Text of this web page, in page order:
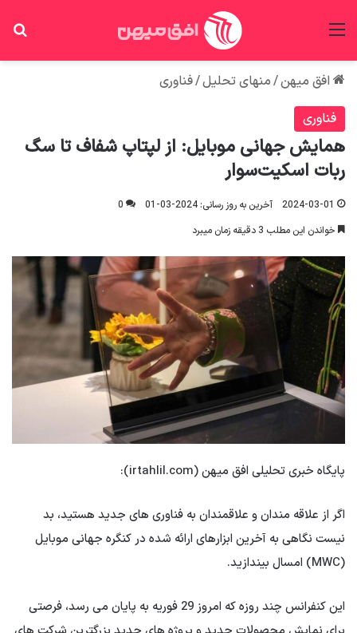
افق میهن/منهای تحلیل/فناوری
فناوری
همایش جهانی موبایل: از لپتاپ شفاف تا سگ
ربات اسکیت‌سوار
2024-03-01 آخرین به روز رسانی: 2024-03-01
0
خواندن این مطلب 3 دقیقه زمان میبرد
پایگاه خبری تحلیلی افق میهن (irtahlil.com):
اگر از علاقه مندان و علاقمندان به فناوری های جدید هستید، بد
نیست نگاهی به آخرین ابزارهای ارائه شده در کنگره جهانی موبایل
(MWC) امسال بیندازید.
این کنفرانس چند روزه که امروز 29 فوریه به پایان می رسد، فرصتی